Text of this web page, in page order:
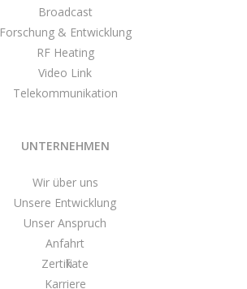
Broadcast
Forschung & Entwicklung
RF Heating
Video Link
Telekommunikation
UNTERNEHMEN
Wir über uns
Unsere Entwicklung
Unser Anspruch
Anfahrt
Zertifikate
Karriere